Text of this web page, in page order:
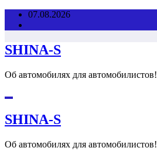
Перейти07.08.2026
SHINA-S
Об автомобилях для автомобилистов!
SHINA-S
Об автомобилях для автомобилистов!